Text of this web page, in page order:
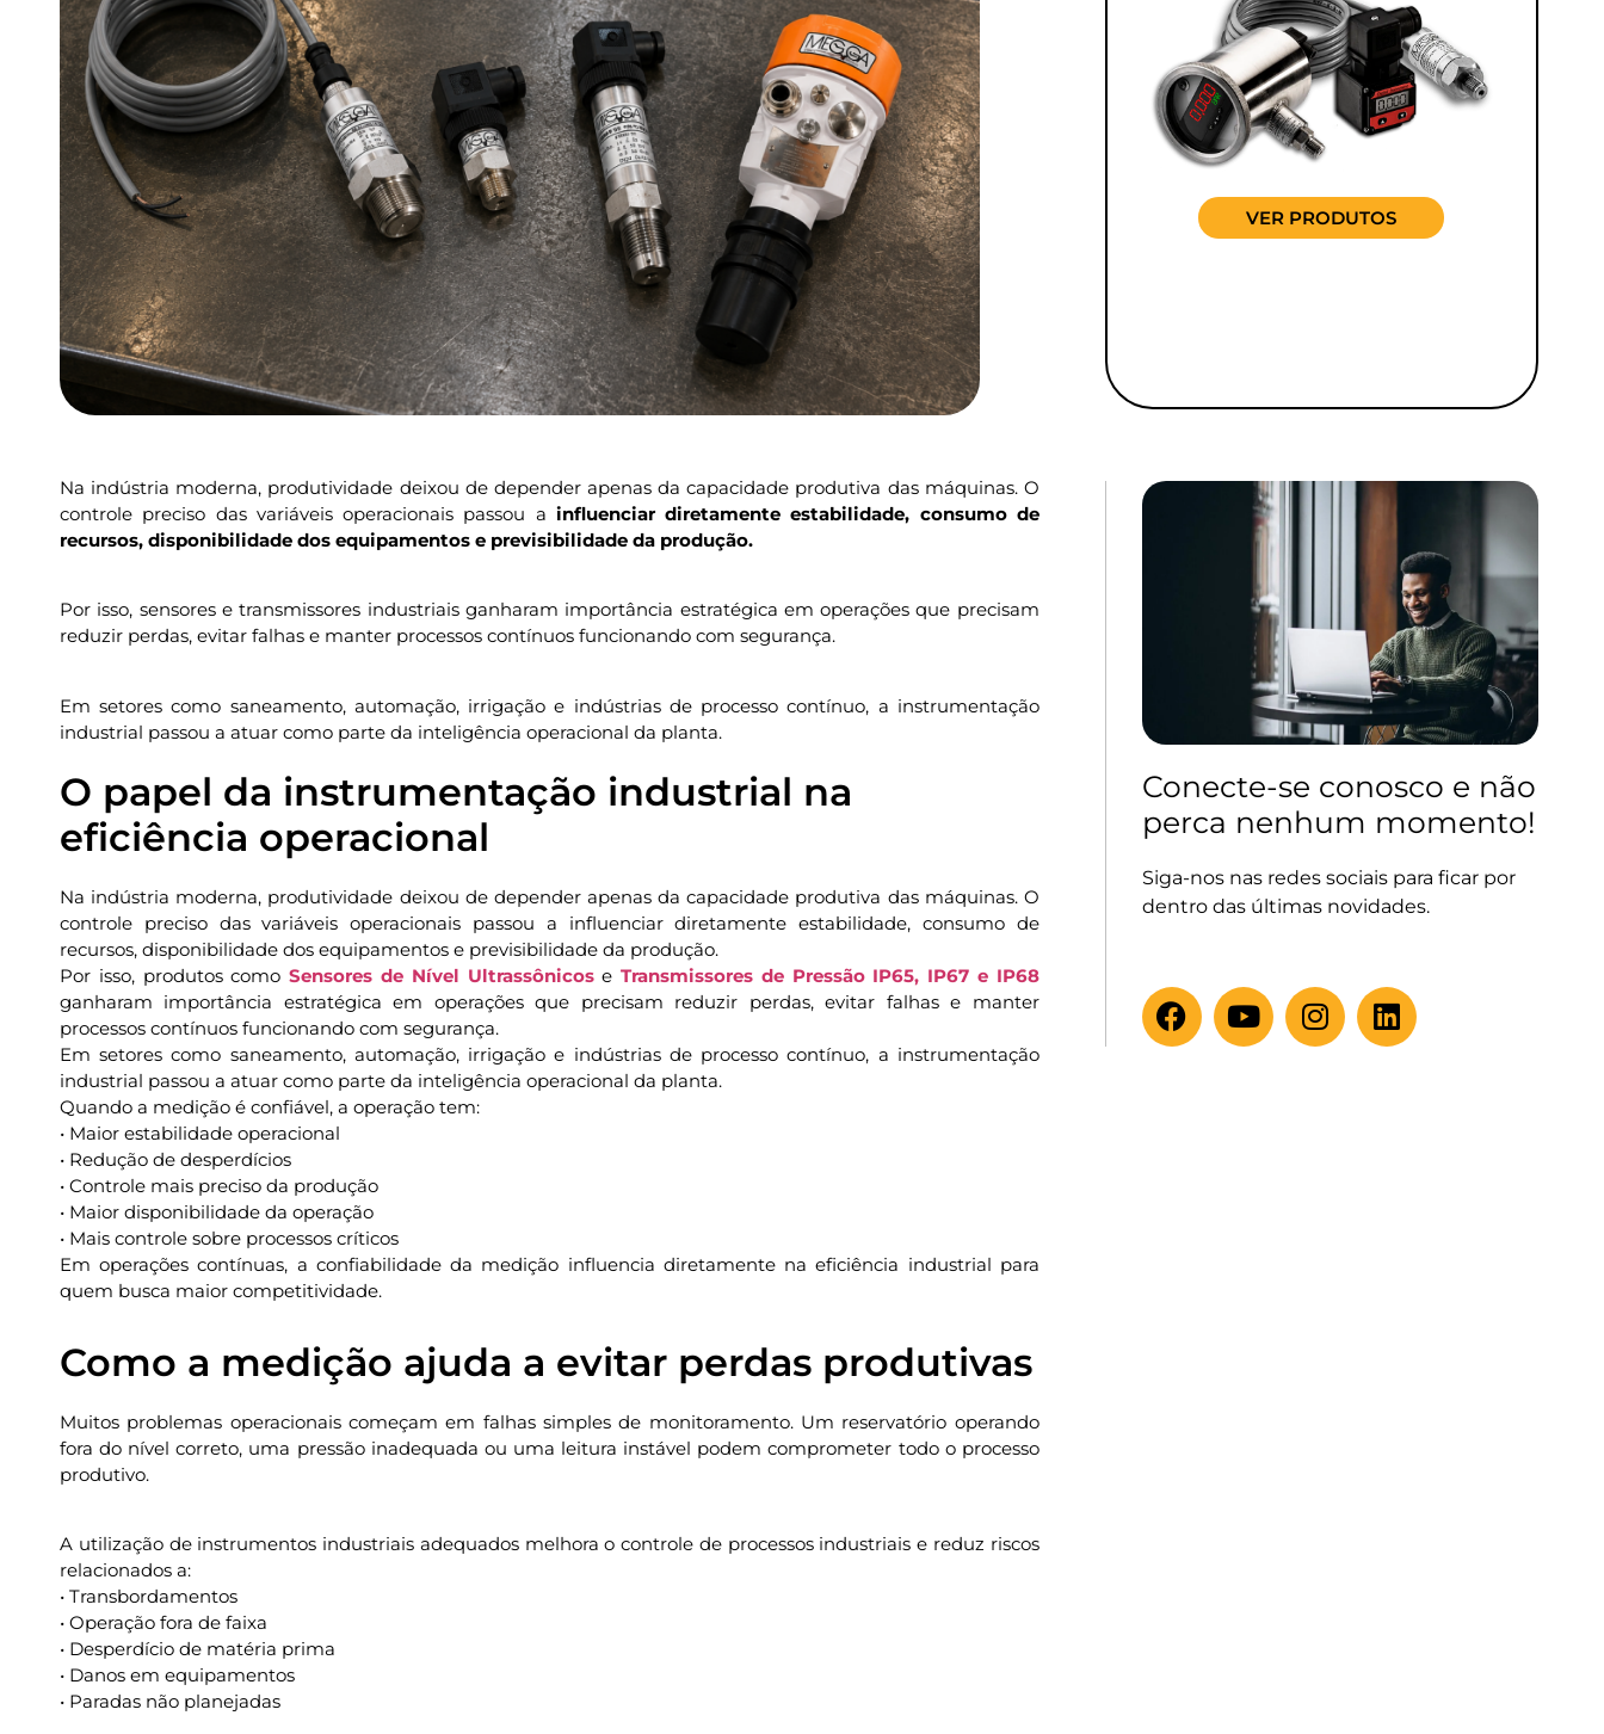
VER PRODUTOS
Na indústria moderna, produtividade deixou de depender apenas da capacidade produtiva das máquinas. O
controle preciso das variáveis operacionais passou a influenciar diretamente estabilidade, consumo de
recursos, disponibilidade dos equipamentos e previsibilidade da produção.
Por isso, sensores e transmissores industriais ganharam importância estratégica em operações que precisam
reduzir perdas, evitar falhas e manter processos contínuos funcionando com segurança.
Em setores como saneamento, automação, irrigação e indústrias de processo contínuo, a instrumentação
industrial passou a atuar como parte da inteligência operacional da planta.
O papel da instrumentação industrial na
eficiência operacional
Na indústria moderna, produtividade deixou de depender apenas da capacidade produtiva das máquinas. O
controle preciso das variáveis operacionais passou a influenciar diretamente estabilidade, consumo de
recursos, disponibilidade dos equipamentos e previsibilidade da produção.
Por isso, produtos comoSensores de Nível UltrassônicoseTransmissores de Pressão IP65, IP67 e IP68
ganharam importância estratégica em operações que precisam reduzir perdas, evitar falhas e manter
processos contínuos funcionando com segurança.
Em setores como saneamento, automação, irrigação e indústrias de processo contínuo, a instrumentação
industrial passou a atuar como parte da inteligência operacional da planta.
Quando a medição é confiável, a operação tem:
• Maior estabilidade operacional
• Redução de desperdícios
• Controle mais preciso da produção
• Maior disponibilidade da operação
• Mais controle sobre processos críticos
Em operações contínuas, a confiabilidade da medição influencia diretamente na eficiência industrial para
quem busca maior competitividade.
Como a medição ajuda a evitar perdas produtivas
Muitos problemas operacionais começam em falhas simples de monitoramento. Um reservatório operando
fora do nível correto, uma pressão inadequada ou uma leitura instável podem comprometer todo o processo
produtivo.
A utilização de instrumentos industriais adequados melhora o controle de processos industriais e reduz riscos
relacionados a:
• Transbordamentos
• Operação fora de faixa
• Desperdício de matéria prima
• Danos em equipamentos
• Paradas não planejadas
Conecte-se conosco e não
perca nenhum momento!
Siga-nos nas redes sociais para ficar por
dentro das últimas novidades.